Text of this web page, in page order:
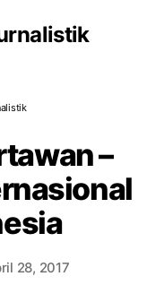
–
28, 2017